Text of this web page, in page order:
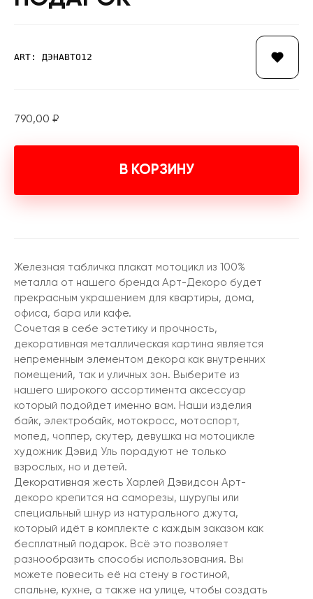
ART: ДЭНАВТО12
790,00 ₽
В КОРЗИНУ
Железная табличка плакат мотоцикл из 100%
металла от нашего бренда Арт-Декоро будет
прекрасным украшением для квартиры, дома,
офиса, бара или кафе.
Сочетая в себе эстетику и прочность,
декоративная металлическая картина является
непременным элементом декора как внутренних
помещений, так и уличных зон. Выберите из
нашего широкого ассортимента аксессуар
который подойдет именно вам. Наши изделия
байк, электробайк, мотокросс, мотоспорт,
мопед, чоппер, скутер, девушка на мотоцикле
художник Дэвид Уль порадуют не только
взрослых, но и детей.
Декоративная жесть Харлей Дэвидсон Арт-
декоро крепится на саморезы, шурупы или
специальный шнур из натурального джута,
который идёт в комплекте с каждым заказом как
бесплатный подарок. Всё это позволяет
разнообразить способы использования. Вы
можете повесить её на стену в гостиной,
спальне, кухне, а также на улице, чтобы создать